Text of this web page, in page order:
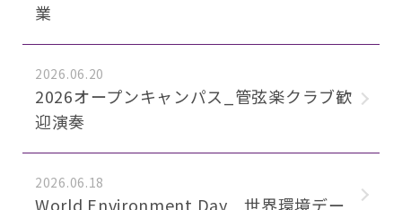
業
2026.06.20
2026オープンキャンパス_管弦楽クラブ歓
迎演奏
2026.06.18
World Environment Day 世界環境デー